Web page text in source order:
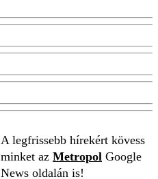
A legfrissebb hírekért kövess
minket az Metropol Google
News oldalán is!